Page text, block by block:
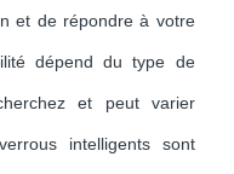
et de répondre à votre
dépend du type de
et peut varier
intelligents sont